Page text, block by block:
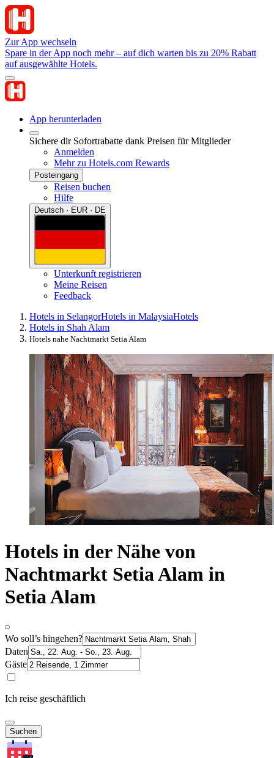
Zur App wechseln
Spare in der App noch mehr – auf dich warten bis zu 20% Rabatt
auf ausgewählte Hotels.
App herunterladen
Sichere dir Sofortrabatte dank Preisen für Mitglieder
Anmelden
Mehr zu Hotels.com Rewards
Posteingang
Reisen buchen
Hilfe
Deutsch · EUR · DE
Unterkunft registrieren
Meine Reisen
Feedback
Hotels in SelangorHotels in MalaysiaHotels
Hotels in Shah Alam
Hotels nahe Nachtmarkt Setia Alam
Hotels in der Nähe von
Nachtmarkt Setia Alam in
Setia Alam
Wo soll’s hingehen?
Daten
Gäste
Ich reise geschäftlich
Suchen